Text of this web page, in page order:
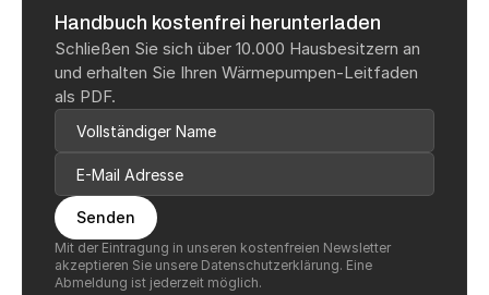
Handbuch kostenfrei herunterladen
Schließen Sie sich über 10.000 Hausbesitzern an
und erhalten Sie Ihren Wärmepumpen-Leitfaden
als PDF.
Senden
Mit der Eintragung in unseren kostenfreien Newsletter
akzeptieren Sie unsere Datenschutzerklärung. Eine
Abmeldung ist jederzeit möglich.